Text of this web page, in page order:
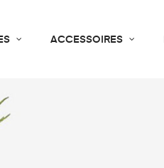
ACCESSOIRES